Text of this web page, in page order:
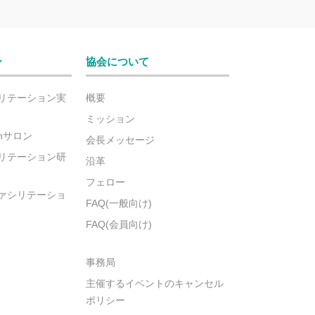
テーション実
ロン
テーション研
シリテーショ
協会について
概要
ミッション
会長メッセージ
沿革
フェロー
FAQ(一般向け)
FAQ(会員向け)
事務局
主催するイベントのキャンセル
ポリシー